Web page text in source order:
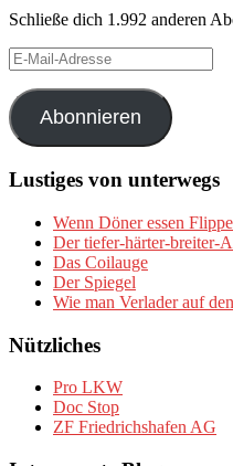
Schließe dich 1.992 anderen
E-
Mail-
Adresse
Abonnieren
Lustiges von unterwegs
Wenn Döner essen
Der tiefer-härter-breiter-
Das Coilauge
Der Spiegel
Wie man Verlader auf
Nützliches
Pro LKW
Doc Stop
ZF Friedrichshafen AG